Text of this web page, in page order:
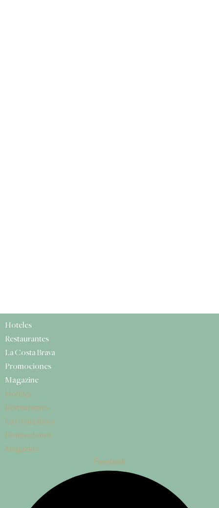
Hoteles
Restaurantes
La Costa Brava
Promociones
Magazine
Hoteles
Restaurantes
La Costa Brava
Promociones
Magazine
Facebook